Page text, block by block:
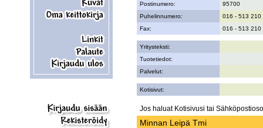
Postinumero:
95700
Puhelinnumero:
016 - 513 210
Fax:
016 - 513 210
Yritysteksti:
Tuotetiedot:
Palvelut:
Kotisivut:
Jos haluat Kotisivusi tai
Minnan Leipä Tmi